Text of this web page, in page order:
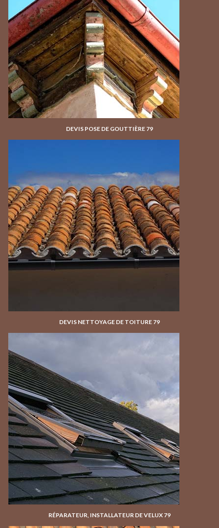
DEVIS POSE DE GOUTTIÈRE 79
DEVIS NETTOYAGE DE TOITURE 79
RÉPARATEUR, INSTALLATEUR DE VELUX 79